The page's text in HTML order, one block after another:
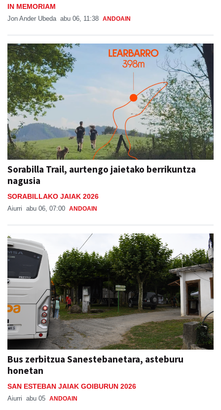
IN MEMORIAM
Jon Ander Ubeda abu 06, 11:38 ANDOAIN
Sorabilla Trail, aurtengo jaietako berrikuntza
nagusia
SORABILLAKO JAIAK 2026
Aiurri abu 06, 07:00 ANDOAIN
Bus zerbitzua Sanestebanetara, asteburu
honetan
SAN ESTEBAN JAIAK GOIBURUN 2026
Aiurri abu 05 ANDOAIN